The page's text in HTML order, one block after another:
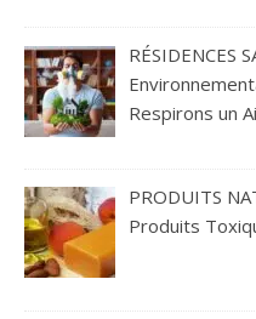
RÉSIDENCES
Respirons un
PRODUITS
Produits